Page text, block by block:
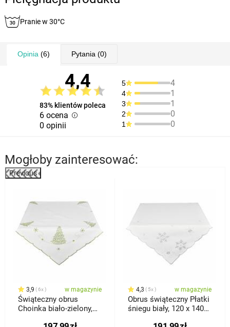
Pranie w 30°C
Opinia (6) Pytania (0)
4,4
83% klientów poleca
6 ocena
0 opinii
5 4
4 1
3 1
2 0
1 0
Mogłoby zainteresować:
Previous
3,9 6x w magazynie
Świąteczny obrus
Choinka biało-zielony,
4,3 5x w magazynie
Obrus świąteczny Płatki
śniegu biały, 120 x 140